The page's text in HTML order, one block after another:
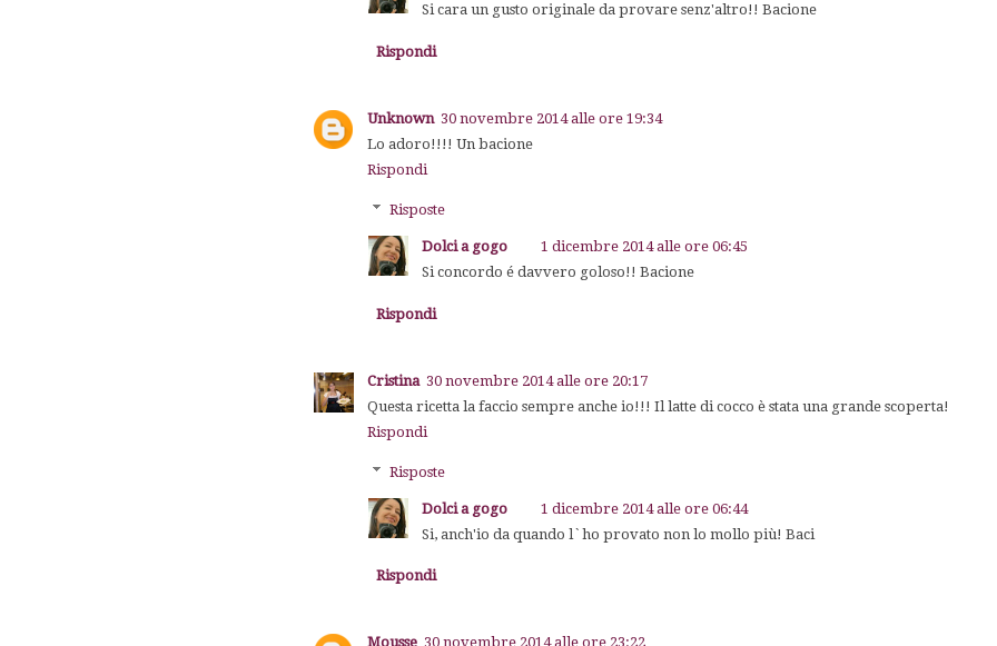
Si cara un gusto originale da provare senz'altro!! Bacione
Rispondi
Unknown 30 novembre 2014 alle ore 19:34
Lo adoro!!!! Un bacione
Rispondi
Risposte
Dolci a gogo
1 dicembre 2014 alle ore 06:45
Si concordo é davvero goloso!! Bacione
Rispondi
Cristina 30 novembre 2014 alle ore 20:17
Questa ricetta la faccio sempre anche io!!! Il latte di cocco è stata una grande scoperta!
Rispondi
Risposte
Dolci a gogo
1 dicembre 2014 alle ore 06:44
Si, anch'io da quando l`ho provato non lo mollo più! Baci
Rispondi
Mousse 30 novembre 2014 alle ore 23:22